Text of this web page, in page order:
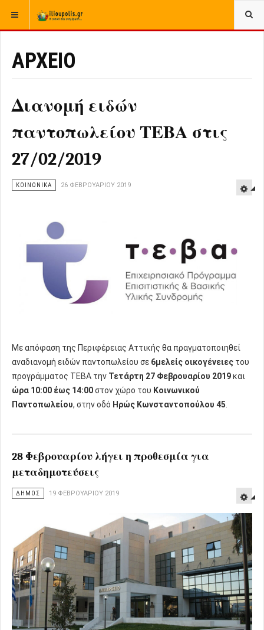
ΒΡΊΣΚΕΣΤΕ ΕΔΏ: ΑΡΧΙΚΉ
ΑΡΧΕΙΟ
Διανομή ειδών
παντοπωλείου ΤΕΒΑ στις
27/02/2019
ΚΟΙΝΩΝΙΚΑ 26 ΦΕΒΡΟΥΑΡΊΟΥ 2019
Με απόφαση της Περιφέρειας Αττικής θα πραγματοποιηθεί
αναδιανομή ειδών παντοπωλείου σε 6μελείς οικογένειες του
προγράμματος ΤΕΒΑ την Τετάρτη 27 Φεβρουαρίου 2019και
ώρα 10:00 έως 14:00στον χώρο του Κοινωνικού
Παντοπωλείου, στην οδό Ηρώς Κωνσταντοπούλου 45.
28 Φεβρουαρίου λήγει η προθεσμία για
μεταδημοτεύσεις
ΔΗΜΟΣ 19 ΦΕΒΡΟΥΑΡΊΟΥ 2019